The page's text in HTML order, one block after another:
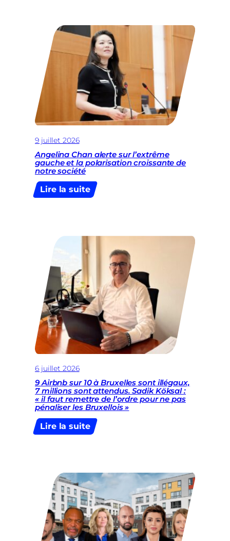
9 juillet 2026
Angelina Chan alerte sur l’extrême
gauche et la polarisation croissante de
notre société
Lire la suite:
Angelina
sur
gauche
la
polarisation
croissante
de
notre
société
6 juillet 2026
9 Airbnb sur 10 à Bruxelles sont illégaux,
7 millions sont attendus. Sadik Köksal :
« il faut remettre de l’ordre pour ne pas
pénaliser les Bruxellois »
Lire la suite:
9
10
à
Bruxelles
sont
illégaux,
7
millions